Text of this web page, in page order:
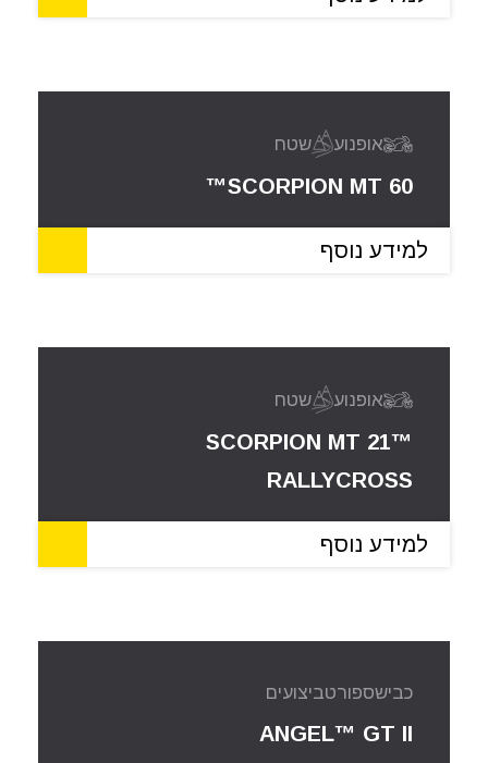
אופנוע שטח
SCORPION MT 60™
למידע נוסף
אופנוע שטח
SCORPION MT 21™
RALLYCROSS
למידע נוסף
כבישספורטביצועים
ANGEL™ GT II